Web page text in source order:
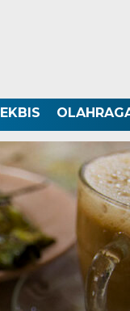
EKBIS